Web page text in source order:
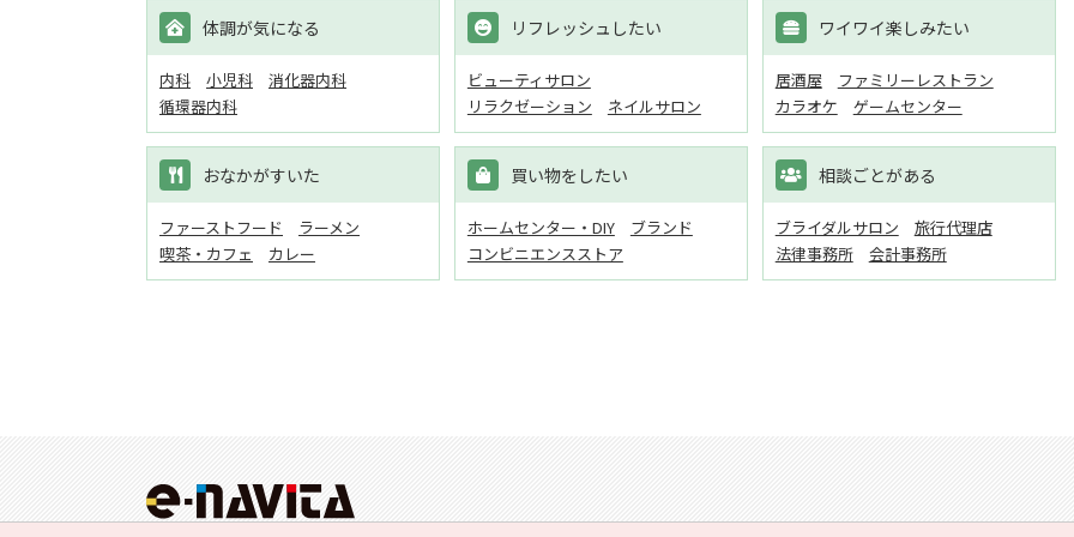
体調が気になる
内科 小児科
消化器内科
循環器内科
リフレッシュしたい
ビューティサロン
リラクゼーション
ネイルサロン
ワイワイ楽しみたい
居酒屋
ファミリーレストラン
カラオケ
ゲームセンター
おなかがすいた
ファーストフード
ラーメン
喫茶・カフェ
カレー
買い物をしたい
ホームセンター・DIY
ブランド
コンビニエンスストア
相談ごとがある
ブライダルサロン
旅行代理店
法律事務所
会計事務所